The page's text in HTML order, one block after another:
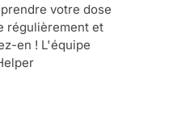
votre dose
régulièrement et
en ! L'équipe